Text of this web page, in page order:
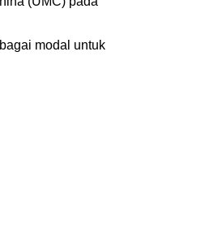
modal untuk